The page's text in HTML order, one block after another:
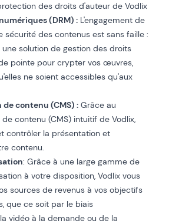
des droits d'auteur de Vodlix
(DRM) : L'engagement de
sécurité des contenus est sans faille :
solution de gestion des droits
pointe pour crypter vos œuvres,
ne soient accessibles qu'aux
contenu (CMS) : Grâce au
contenu (CMS) intuitif de Vodlix,
contrôler la présentation et
contenu.
: Grâce à une large gamme de
à votre disposition, Vodlix vous
sources de revenus à vos objectifs
que ce soit par le biais
vidéo à la demande ou de la